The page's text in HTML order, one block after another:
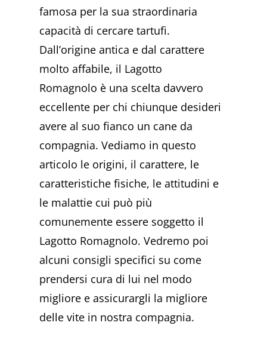
famosa per la sua straordinaria
capacità di cercare tartufi.
Dall’origine antica e dal carattere
molto affabile, il Lagotto
Romagnolo è una scelta davvero
eccellente per chi chiunque desideri
avere al suo fianco un cane da
compagnia. Vediamo in questo
articolo le origini, il carattere, le
caratteristiche fisiche, le attitudini e
le malattie cui può più
comunemente essere soggetto il
Lagotto Romagnolo. Vedremo poi
alcuni consigli specifici su come
prendersi cura di lui nel modo
migliore e assicurargli la migliore
delle vite in nostra compagnia.